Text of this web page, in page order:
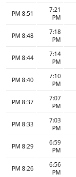
7:21
PM
8:51 PM
7:18
PM
8:48 PM
7:14
PM
8:44 PM
7:10
PM
8:40 PM
7:07
PM
8:37 PM
7:03
PM
8:33 PM
6:59
PM
8:29 PM
6:56
PM
8:26 PM